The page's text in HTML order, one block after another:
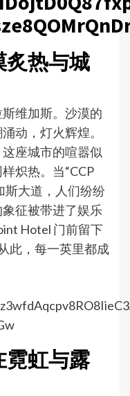
炙热与城
维加斯。沙漠的
动，灯火辉煌。
座城市的喧嚣似
炽热。当“CCP
斯大道，人们纷纷
征被带进了娱乐
Hotel 门前留下
此，每一英里都成
霓虹与露